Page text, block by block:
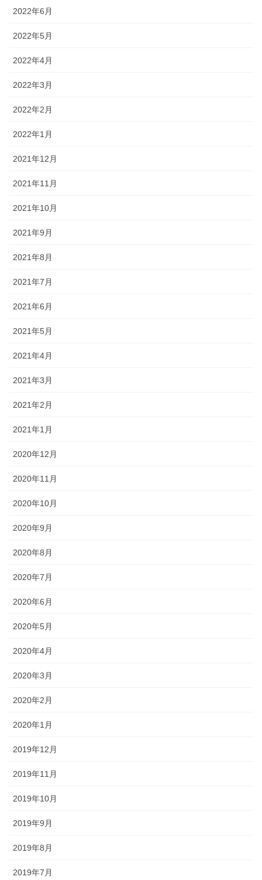
2022年6月
2022年5月
2022年4月
2022年3月
2022年2月
2022年1月
2021年12月
2021年11月
2021年10月
2021年9月
2021年8月
2021年7月
2021年6月
2021年5月
2021年4月
2021年3月
2021年2月
2021年1月
2020年12月
2020年11月
2020年10月
2020年9月
2020年8月
2020年7月
2020年6月
2020年5月
2020年4月
2020年3月
2020年2月
2020年1月
2019年12月
2019年11月
2019年10月
2019年9月
2019年8月
2019年7月